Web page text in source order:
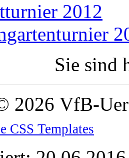
2012
Sie sind
2026 VfB-
CSS Templates